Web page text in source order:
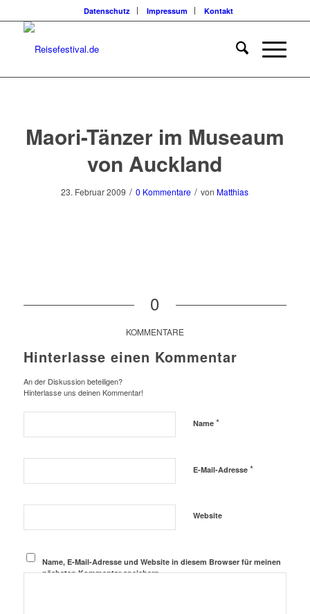
Datenschutz Impressum Kontakt
Maori-Tänzer im Museaum
von Auckland
23. Februar 2009 / 0 Kommentare / von Matthias
0
KOMMENTARE
Hinterlasse einen Kommentar
An der Diskussion beteiligen?
Hinterlasse uns deinen Kommentar!
Name *
E-Mail-Adresse *
Website
Name, E-Mail-Adresse und Website in diesem Browser für meinen
nächsten Kommentar speichern.